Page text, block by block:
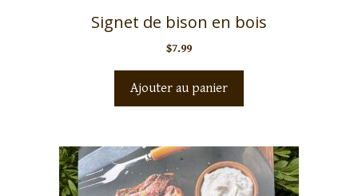
Signet de bison en bois
$7.99
Ajouter au panier